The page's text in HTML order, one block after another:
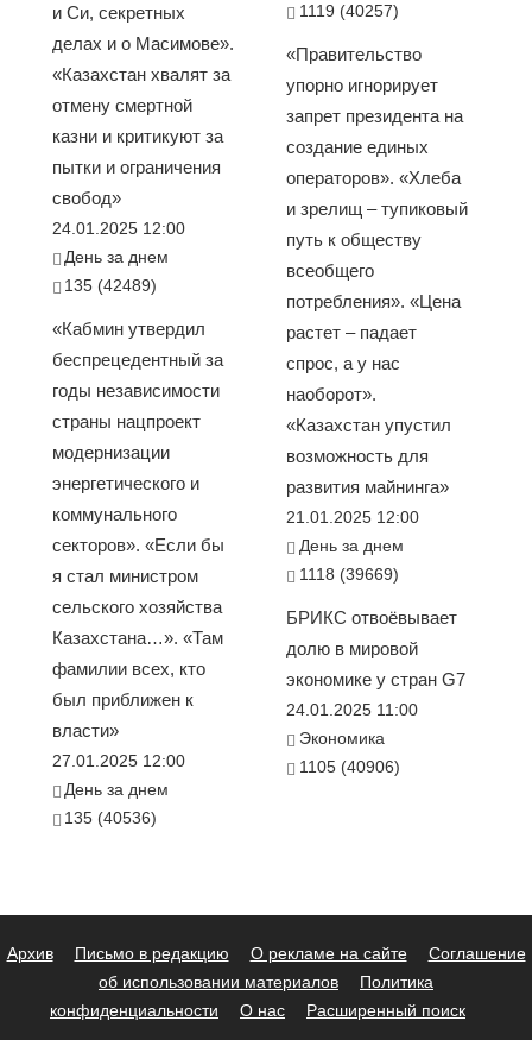
и Си, секретных
делах и о Масимове».
«Казахстан хвалят за
отмену смертной
казни и критикуют за
пытки и ограничения
свобод»
24.01.2025 12:00
День за днем
135 (42489)
«Кабмин утвердил
беспрецедентный за
годы независимости
страны нацпроект
модернизации
энергетического и
коммунального
секторов». «Если бы
я стал министром
сельского хозяйства
Казахстана…». «Там
фамилии всех, кто
был приближен к
власти»
27.01.2025 12:00
День за днем
135 (40536)
1119 (40257)
«Правительство
упорно игнорирует
запрет президента на
создание единых
операторов». «Хлеба
и зрелищ – тупиковый
путь к обществу
всеобщего
потребления». «Цена
растет – падает
спрос, а у нас
наоборот».
«Казахстан упустил
возможность для
развития майнинга»
21.01.2025 12:00
День за днем
1118 (39669)
БРИКС отвоёвывает
долю в мировой
экономике у стран G7
24.01.2025 11:00
Экономика
1105 (40906)
Архив Письмо в редакцию О рекламе на сайте
Соглашение
об использовании материалов
Политика
конфиденциальности
О нас Расширенный поиск